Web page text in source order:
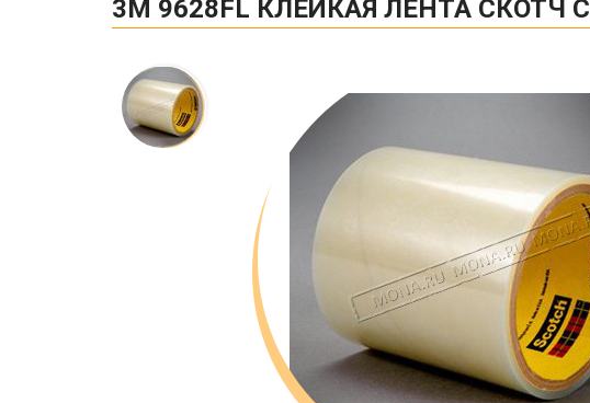
3M 9628FL КЛЕЙКАЯ ЛЕНТА